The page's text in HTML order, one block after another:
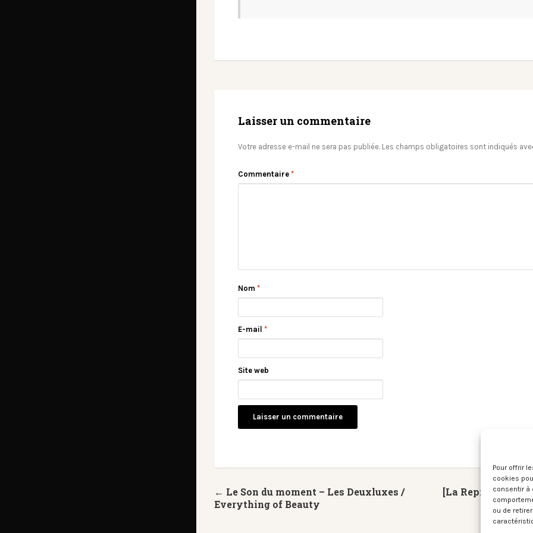
Pour offrir
cookies
consentir à
ou de
Laisser un commentaire
Votre adresse e-mail ne sera pas publiée. Les champs obligatoires sont indiqués
Commentaire *
Nom *
E-mail *
Site web
[La Reprise du
← Le Son du moment – Les Deuxluxes /
Everything of Beauty